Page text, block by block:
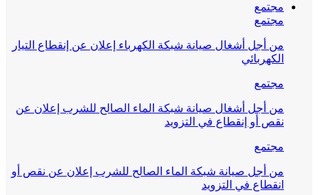
مجتمع
مجتمع
من أجل أشغال صيانة شبكة الكهرباء إعلان عن إنقطاع التيار
الكهربائي
مجتمع
من أجل أشغال صيانة شبكة الماء الصالح للشرب إعلان عن
نقص أو إنقطاع في التزويد
مجتمع
من أجل صيانة شبكة الماء الصالح للشرب إعلان عن نقص أو
انقطاع في التزويد